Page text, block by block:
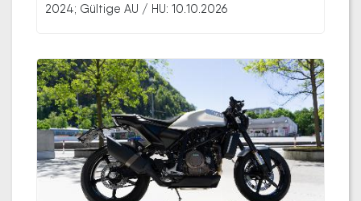
2024; Gültige AU / HU: 10.10.2026